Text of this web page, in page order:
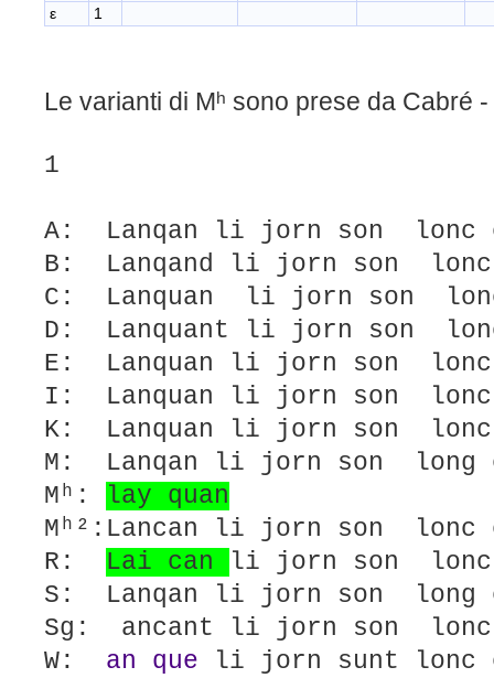
ε
1
Le varianti di Mʰ sono prese da Cabré
1
A: Lanqan li jorn son lonc
B: Lanqand li jorn son lonc
C: Lanquan li jorn son
D: Lanquant li jorn son
E: Lanquan li jorn son lonc
I: Lanquan li jorn son lonc
K: Lanquan li jorn son
M: Lanqan li jorn son long
Mʰ:
lay quan
Mʰ²:Lancan li jorn son lonc
R: Lai can
li jorn son lonc
S: Lanqan li jorn son long
Sg: ancant li jorn son lonc
W: an que li jorn sunt lonc